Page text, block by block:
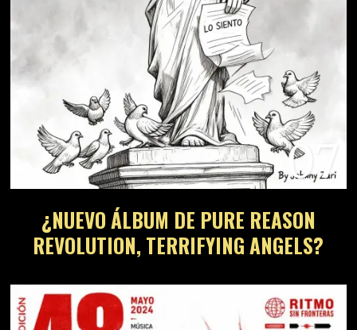
07
¿NUEVO ÁLBUM DE PURE REASON
REVOLUTION, TERRIFYING ANGELS?